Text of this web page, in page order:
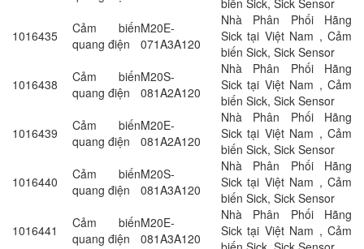
1016435
Cảm biến
quang điện
M20E-
071A3A120
Nhà Phân Phối Hãng
Sick tại Việt Nam , Cảm
biến Sick, Sick Sensor
1016438
Cảm biến
quang điện
M20S-
081A2A120
Nhà Phân Phối Hãng
Sick tại Việt Nam , Cảm
biến Sick, Sick Sensor
1016439
Cảm biến
quang điện
M20E-
081A2A120
Nhà Phân Phối Hãng
Sick tại Việt Nam , Cảm
biến Sick, Sick Sensor
1016440
Cảm biến
quang điện
M20S-
081A3A120
Nhà Phân Phối Hãng
Sick tại Việt Nam , Cảm
biến Sick, Sick Sensor
1016441
Cảm biến
quang điện
M20E-
081A3A120
Nhà Phân Phối Hãng
Sick tại Việt Nam , Cảm